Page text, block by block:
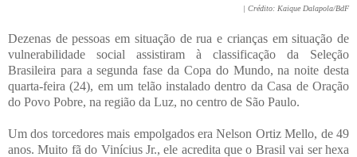
| Crédito: Kaique Dalapola/BdF
Dezenas de pessoas em situação de rua e crianças em situação de
vulnerabilidade social assistiram à classificação da Seleção
Brasileira para a segunda fase da Copa do Mundo, na noite desta
quarta-feira (24), em um telão instalado dentro da Casa de Oração
do Povo Pobre, na região da Luz, no centro de São Paulo.
Um dos torcedores mais empolgados era Nelson Ortiz Mello, de 49
anos. Muito fã do Vinícius Jr., ele acredita que o Brasil vai ser hexa